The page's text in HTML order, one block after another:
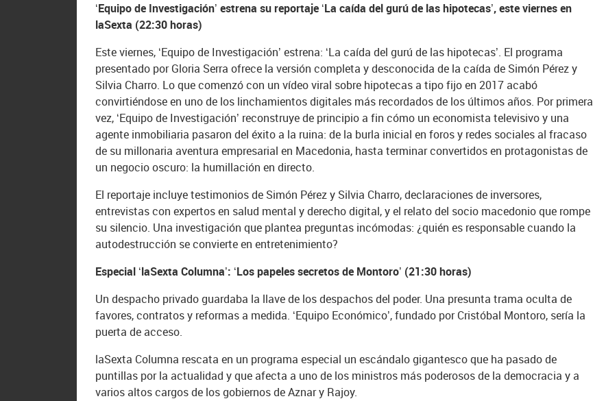
‘Equipo de Investigación’ estrena su reportaje ‘La caída del gurú de las hipotecas’, este viernes en
laSexta (22:30 horas)
Este viernes, ‘Equipo de Investigación’ estrena: ‘La caída del gurú de las hipotecas’. El programa
presentado por Gloria Serra ofrece la versión completa y desconocida de la caída de Simón Pérez y
Silvia Charro. Lo que comenzó con un vídeo viral sobre hipotecas a tipo fijo en 2017 acabó
convirtiéndose en uno de los linchamientos digitales más recordados de los últimos años. Por primera
vez, ‘Equipo de Investigación’ reconstruye de principio a fin cómo un economista televisivo y una
agente inmobiliaria pasaron del éxito a la ruina: de la burla inicial en foros y redes sociales al fracaso
de su millonaria aventura empresarial en Macedonia, hasta terminar convertidos en protagonistas de
un negocio oscuro: la humillación en directo.
El reportaje incluye testimonios de Simón Pérez y Silvia Charro, declaraciones de inversores,
entrevistas con expertos en salud mental y derecho digital, y el relato del socio macedonio que rompe
su silencio. Una investigación que plantea preguntas incómodas: ¿quién es responsable cuando la
autodestrucción se convierte en entretenimiento?
Especial ‘laSexta Columna’: ‘Los papeles secretos de Montoro’ (21:30 horas)
Un despacho privado guardaba la llave de los despachos del poder. Una presunta trama oculta de
favores, contratos y reformas a medida. ‘Equipo Económico’, fundado por Cristóbal Montoro, sería la
puerta de acceso.
laSexta Columna rescata en un programa especial un escándalo gigantesco que ha pasado de
puntillas por la actualidad y que afecta a uno de los ministros más poderosos de la democracia y a
varios altos cargos de los gobiernos de Aznar y Rajoy.